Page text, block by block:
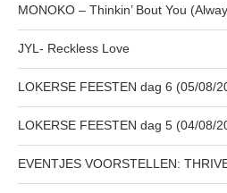
MONOKO – Thinkin’ Bout You
JYL- Reckless Love
LOKERSE FEESTEN dag 6 (05/08/
LOKERSE FEESTEN dag 5 (04/08/
EVENTJES VOORSTELLEN: